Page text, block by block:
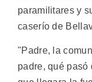
paramilitares y
caserío de
"Padre, la
padre, qué pasó